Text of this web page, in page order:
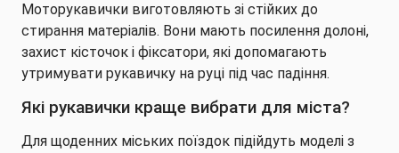
Моторукавички виготовляють зі стійких до
стирання матеріалів. Вони мають посилення долоні,
захист кісточок і фіксатори, які допомагають
утримувати рукавичку на руці під час падіння.
Які рукавички краще вибрати для міста?
Для щоденних міських поїздок підійдуть моделі з